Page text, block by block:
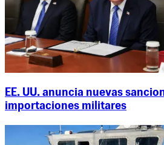
EE. UU. anuncia nuevas
importaciones militares